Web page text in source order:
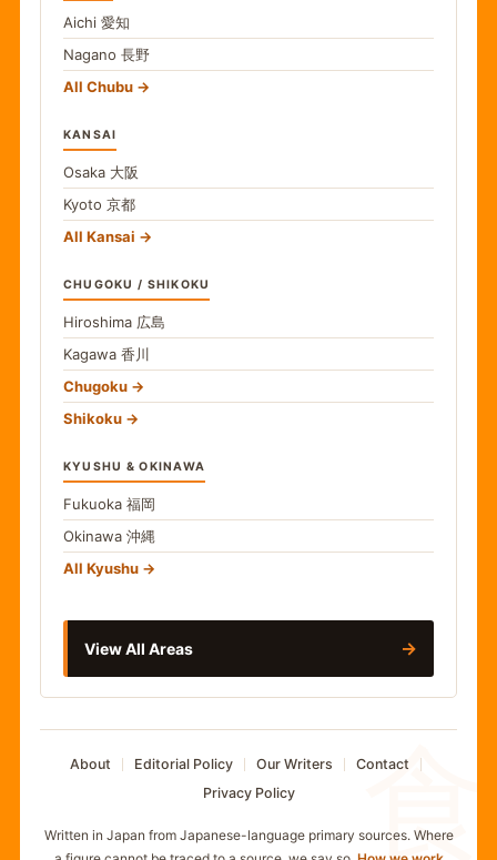
食
Aichi 愛知
Nagano 長野
All Chubu
KANSAI
Osaka 大阪
Kyoto 京都
All Kansai
CHUGOKU / SHIKOKU
Hiroshima 広島
Kagawa 香川
Chugoku
Shikoku
KYUSHU & OKINAWA
Fukuoka 福岡
Okinawa 沖縄
All Kyushu
View All Areas →
About Editorial Policy Our Writers
Contact
Privacy Policy
Written in Japan from Japanese-language primary sources. Where